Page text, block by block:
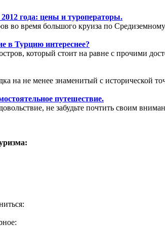
года: цены и туроператоры.
во время большого круиза по
в Турцию интереснее?
который стоит на равне с прочими
на не менее знаменитый с исторической
путешествие.
не забудьте почтить своим